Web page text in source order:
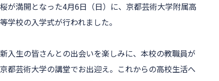
桜が満開となった4月6日（日）に、京都芸術大学附属高
等学校の入学式が行われました。
新入生の皆さんとの出会いを楽しみに、本校の教職員が
京都芸術大学の講堂でお出迎え。これからの高校生活へ